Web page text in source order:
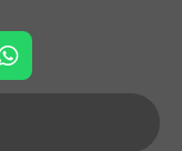
W
h
a